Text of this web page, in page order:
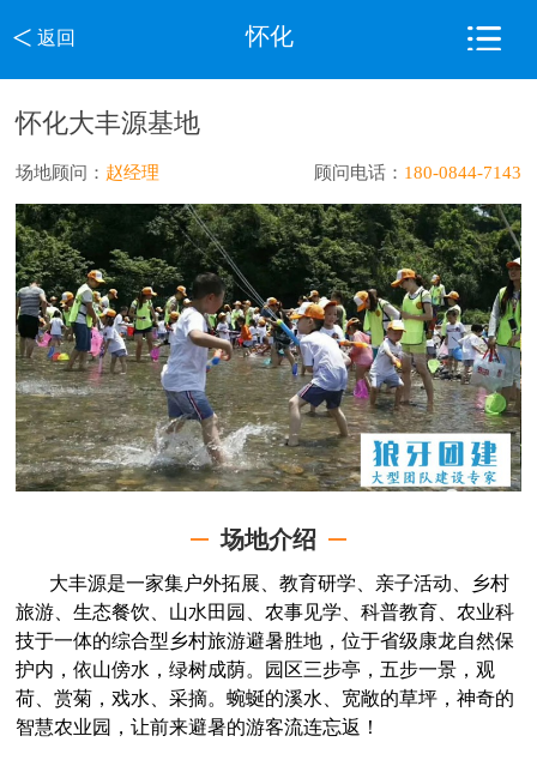
< 返回 怀化
怀化大丰源基地
场地顾问： 赵经理 顾问电话： 180-0844-7143
场地介绍
大丰源是一家集户外拓展、教育研学、亲子活动、乡村
旅游、生态餐饮、山水田园、农事见学、科普教育、农业科
技于一体的综合型乡村旅游避暑胜地，位于省级康龙自然保
护内，依山傍水，绿树成荫。园区三步亭，五步一景，观
荷、赏菊，戏水、采摘。蜿蜒的溪水、宽敞的草坪，神奇的
智慧农业园，让前来避暑的游客流连忘返！